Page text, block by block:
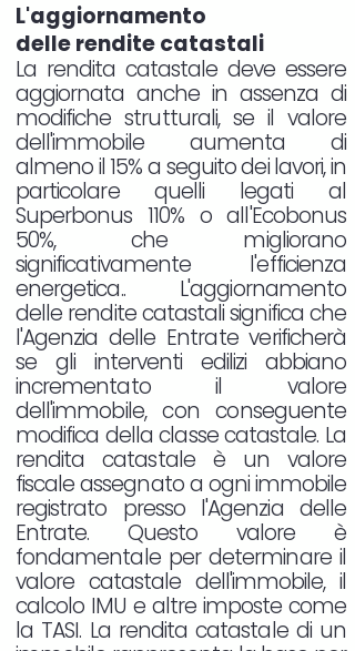
L'aggiornamento
delle rendite catastali
La rendita catastale deve essere
aggiornata anche in assenza di
modifiche strutturali, se il valore
dell'immobile aumenta di
almeno il 15% a seguito dei lavori, in
particolare quelli legati al
Superbonus 110% o all'Ecobonus
50%, che migliorano
significativamente l'efficienza
energetica.. L'aggiornamento
delle rendite catastali significa che
l'Agenzia delle Entrate verificherà
se gli interventi edilizi abbiano
incrementato il valore
dell'immobile, con conseguente
modifica della classe catastale. La
rendita catastale è un valore
fiscale assegnato a ogni immobile
registrato presso l'Agenzia delle
Entrate. Questo valore è
fondamentale per determinare il
valore catastale dell'immobile, il
calcolo IMU e altre imposte come
la TASI. La rendita catastale di un